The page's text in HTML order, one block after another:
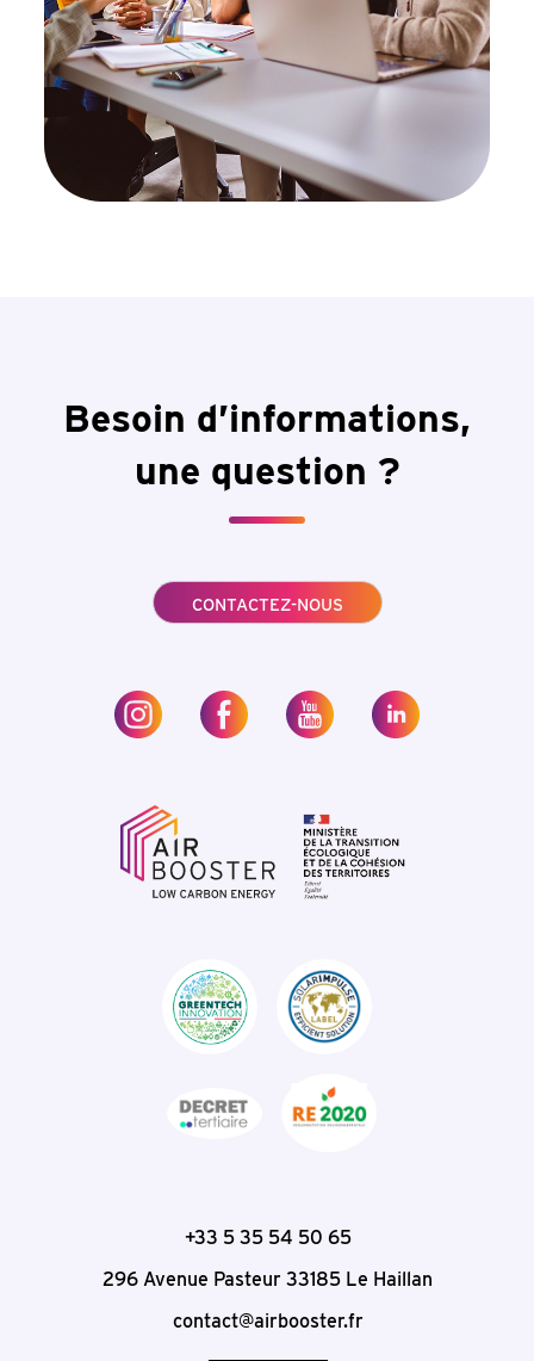
Besoin d’informations,
une question ?
CONTACTEZ-NOUS
+33 5 35 54 50 65
296 Avenue Pasteur 33185 Le Haillan
contact@airbooster.fr